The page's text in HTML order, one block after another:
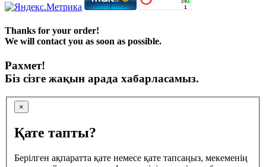
Thanks for your order!
We will contact you as soon as possible.
Рахмет!
Біз сізге жақын арада хабарласамыз.
×
Қате тапты?
Берілген ақпаратта қате немесе қате тапсаңыз, мекеменің